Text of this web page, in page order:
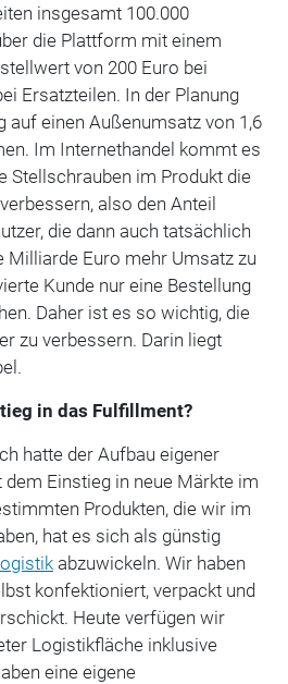
insgesamt 100.000
die Plattform mit einem
von 200 Euro bei
Ersatzteilen. In der Planung
einen Außenumsatz von 1,6
Im Internethandel kommt es
Stellschrauben im Produkt die
also den Anteil
die dann auch tatsächlich
Milliarde Euro mehr Umsatz zu
Kunde nur eine Bestellung
Daher ist es so wichtig, die
zu verbessern. Darin liegt
in das Fulfillment?
hatte der Aufbau eigener
Einstieg in neue Märkte im
Produkten, die wir im
hat es sich als günstig
abzuwickeln. Wir haben
konfektioniert, verpackt und
Heute verfügen wir
Logistikfläche inklusive
eine eigene